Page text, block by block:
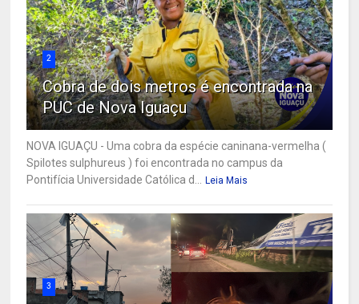
2
Cobra de dois metros é encontrada na
PUC de Nova Iguaçu
NOVA IGUAÇU - Uma cobra da espécie caninana-vermelha (
Spilotes sulphureus ) foi encontrada no campus da
Pontifícia Universidade Católica d... Leia Mais
3